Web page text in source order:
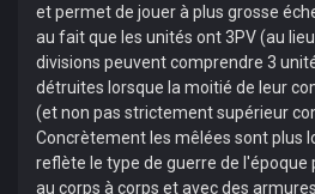
et permet de jouer à plus grosse
au fait que les unités ont 3PV (au
divisions peuvent comprendre 3
détruites lorsque la moitié de leur
(et non pas strictement supérieur
Concrètement les mêlées sont plus
reflète le type de guerre de l'époque
au corps à corps et avec des